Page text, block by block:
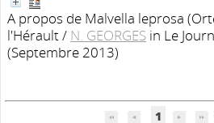
A propos de Malvella leprosa
l'Hérault/ N. GEORGES in Le
(Septembre 2013)
1